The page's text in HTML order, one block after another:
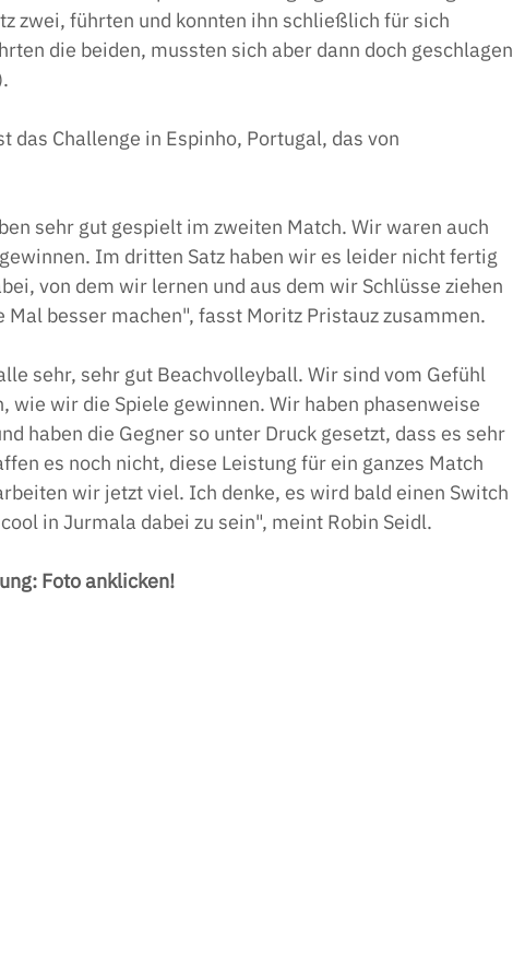
zwei, führten und konnten ihn schließlich für sich
die beiden, mussten sich aber dann doch geschlagen
das Challenge in Espinho, Portugal, das von
sehr gut gespielt im zweiten Match. Wir waren auch
Im dritten Satz haben wir es leider nicht fertig
von dem wir lernen und aus dem wir Schlüsse ziehen
besser machen", fasst Moritz Pristauz zusammen.
sehr, sehr gut Beachvolleyball. Wir sind vom Gefühl
wie wir die Spiele gewinnen. Wir haben phasenweise
haben die Gegner so unter Druck gesetzt, dass es sehr
es noch nicht, diese Leistung für ein ganzes Match
wir jetzt viel. Ich denke, es wird bald einen Switch
in Jurmala dabei zu sein", meint Robin Seidl.
Foto anklicken!